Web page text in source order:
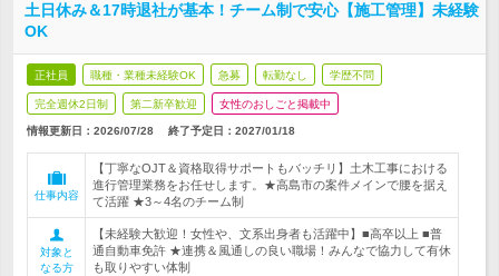
土日休み＆17時退社が基本！チーム制で安心【施工管理】未経験
OK
正社員 職種・業種未経験OK 急募 転勤なし 学歴不問
完全週休2日制 第二新卒歓迎 女性のおしごと掲載中
情報更新日：2026/07/28 終了予定日： 2027/01/18
仕事内容
【丁寧なOJT＆資格取得サポートもバッチリ】土木工事における
進行管理業務をお任せします。★高島市の案件メインで腰を据え
て活躍 ★3～4名のチーム制
対象と
なる方
【未経験大歓迎！女性や、文系出身者も活躍中】■高卒以上 ■普
通自動車免許 ★連携＆風通しの良い職場！みんなで協力して有休
も取りやすい体制